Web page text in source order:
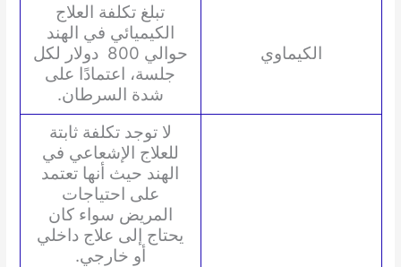
الكيماوي
تبلغ تكلفة العلاج
الكيميائي في الهند
حوالي 800 دولار لكل
جلسة، اعتمادًا على
شدة السرطان.
لا توجد تكلفة ثابتة
للعلاج الإشعاعي في
الهند حيث أنها تعتمد
على احتياجات
المريض سواء كان
يحتاج إلى علاج داخلي
أو خارجي.